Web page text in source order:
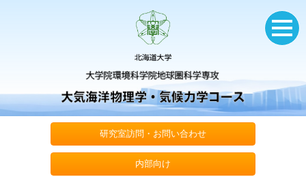
研究室訪問・お問い合わせ
内部向け